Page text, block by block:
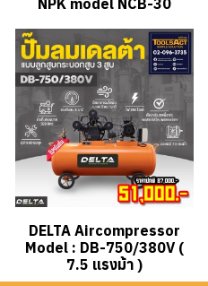
NPK model NCB-30
DELTA Aircompressor
Model : DB-750/380V (
7.5 แรงม้า )